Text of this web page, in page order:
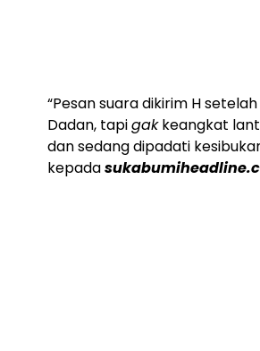
“Pesan suara dikirim H
Dadan, tapigakkeangkat
dan sedang dipadati
kepada